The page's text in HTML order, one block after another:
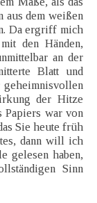
aus dem weißen
Da ergriff mich
den Händen,
an der
Blatt und
geheimnisvollen
der Hitze
Papiers war von
Sie heute früh
dann will ich
gelesen haben,
Sinn